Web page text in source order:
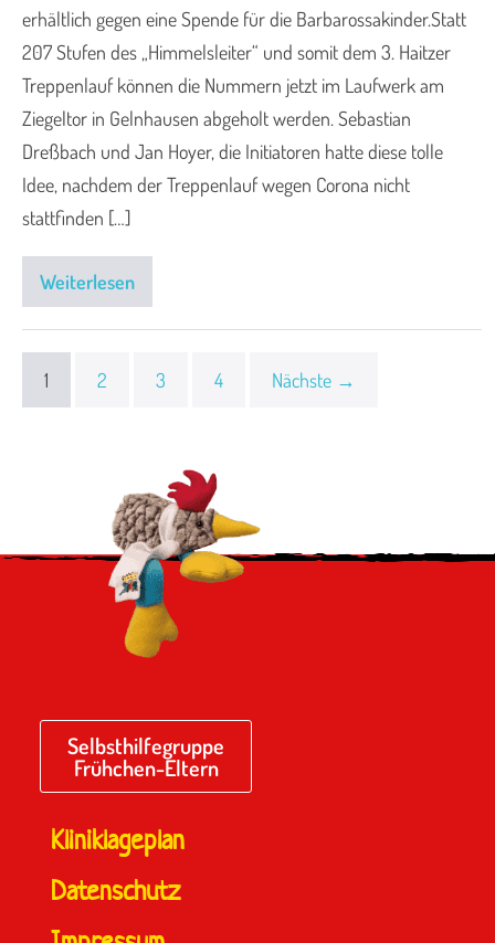
erhältlich gegen eine Spende für die Barbarossakinder.Statt
207 Stufen des „Himmelsleiter“ und somit dem 3. Haitzer
Treppenlauf können die Nummern jetzt im Laufwerk am
Ziegeltor in Gelnhausen abgeholt werden. Sebastian
Dreßbach und Jan Hoyer, die Initiatoren hatte diese tolle
Idee, nachdem der Treppenlauf wegen Corona nicht
stattfinden […]
Weiterlesen
1 2 3 4 Nächste →
Selbsthilfegruppe
Frühchen-Eltern
Kliniklageplan
Datenschutz